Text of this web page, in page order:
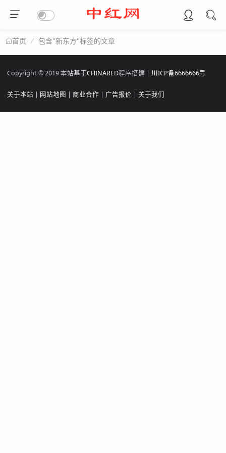
首页 包含"新东方"标签的文章
Copyright © 2019 本站基于CHINARED程序搭建 | 川ICP备6666666号
关于本站 | 网站地图 | 商业合作 | 广告报价 | 关于我们